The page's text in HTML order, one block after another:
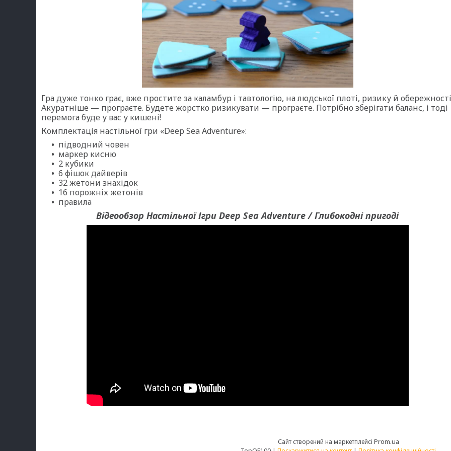
Гра дуже тонко грає, вже простите за каламбур і тавтологію, на людської плоті, ризику й
Акуратніше — програєте. Будете жорстко ризикувати — програєте. Потрібно зберігати баланс, і тоді
перемога буде у вас у кишені!
Комплектація настільної гри «Deep Sea Adventure»:
підводний човен
маркер кисню
2 кубики
6 фішок дайверів
32 жетони знахідок
16 порожніх жетонів
правила
Відеообзор Настільної Ігри Deep Sea Adventure / Глибокодні пригоді
Сайт створений на маркетплейсі Prom.ua